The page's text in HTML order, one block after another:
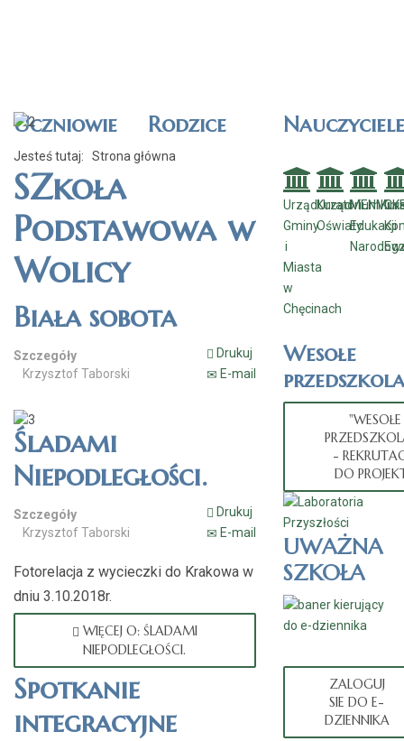
Uczniowie Rodzice Nauczyciele
Jesteś tutaj: Strona główna
SZkoła
Podstawowa w
Wolicy
Biała sobota
Drukuj
E-mail
Szczegóły
Krzysztof Taborski
Śladami
Niepodległości.
Drukuj
E-mail
Szczegóły
Krzysztof Taborski
Fotorelacja z wycieczki do Krakowa w
dniu 3.10.2018r.
WIĘCEJ O: ŚLADAMI
NIEPODLEGŁOŚCI.
Spotkanie
integracyjne
UrządUrząd
Gminy
i
Miasta
w
Chęcinach
Kuratorium
Oświaty
MEN
Edukacji
Wesołe
"WESOŁE
-
DO
UWAŻNA
SZKOŁA
ZALOGUJ
SIE DO E-
DZIENNIKA